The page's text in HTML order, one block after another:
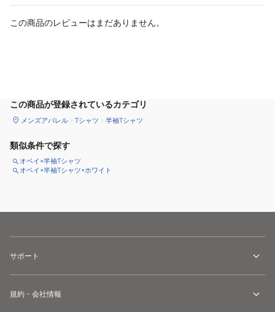
この商品のレビューはまだありません。
この商品が登録されているカテゴリ
メンズアパレル Tシャツ 半袖Tシャツ
類似条件で探す
オベイ×半袖Tシャツ
オベイ×半袖Tシャツ×ホワイト
サポート
規約・会社情報